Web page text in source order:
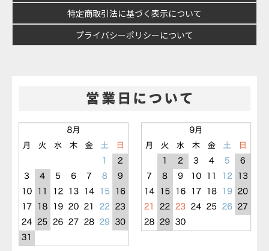
特定商取引法に基づく表示について
プライバシーポリシーについて